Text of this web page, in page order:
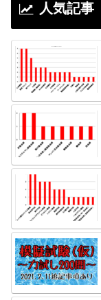
人気記事